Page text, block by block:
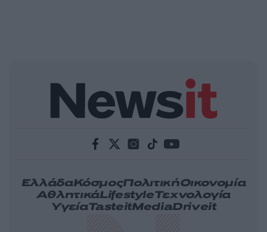
ΕλλάδαΚόσμοςΠολιτικήΟικονομία
ΑθλητικάLifestyleΤεχνολογία
ΥγείαTasteitMediaDriveit